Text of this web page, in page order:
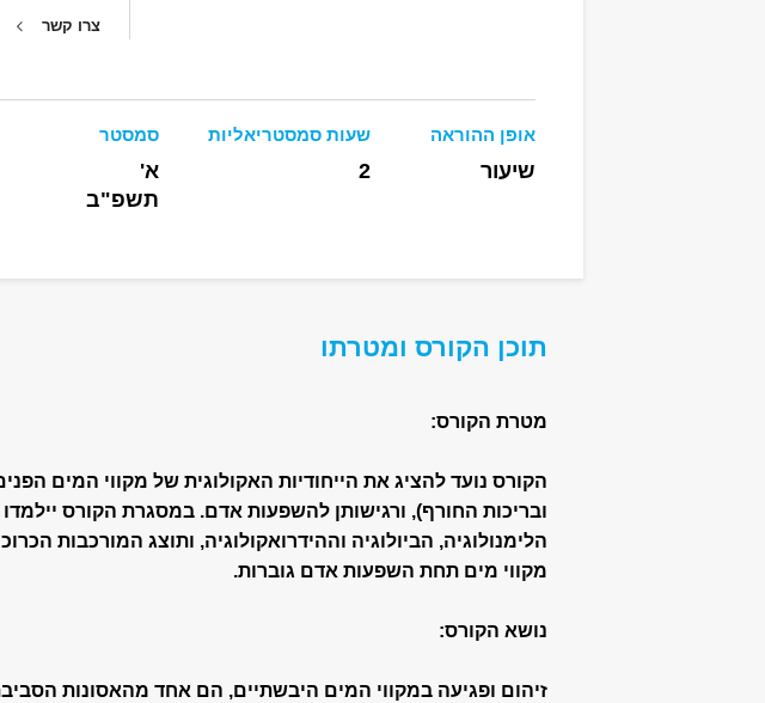
צרו קשר
אופן ההוראה
שיעור
שעות סמסטריאליות
2
סמסטר
א'
תשפ"ב
תוכן הקורס ומטרתו
מטרת הקורס:
הקורס נועד להציג את הייחודיות האקולוגית של מקווי המים
ובריכות החורף), ורגישותן להשפעות אדם. במסגרת הקורס
הלימנולוגיה, הביולוגיה וההידרואקולוגיה, ותוצג המורכבות
מקווי מים תחת השפעות אדם גוברות.
נושא הקורס:
זיהום ופגיעה במקווי המים היבשתיים, הם אחד מהאסונות